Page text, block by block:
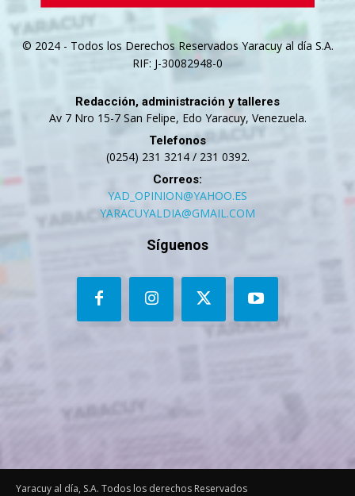
© 2024 - Todos los Derechos Reservados Yaracuy al día S.A.
RIF: J-30082948-0
Redacción, administración y talleres
Av 7 Nro 15-7 San Felipe, Edo Yaracuy, Venezuela.
Telefonos
(0254) 231 3214 / 231 0392.
Correos:
YAD_OPINION@YAHOO.ES
YARACUYALDIA@GMAIL.COM
Síguenos
Yaracuy al día, S.A. Todos los derechos Reservados